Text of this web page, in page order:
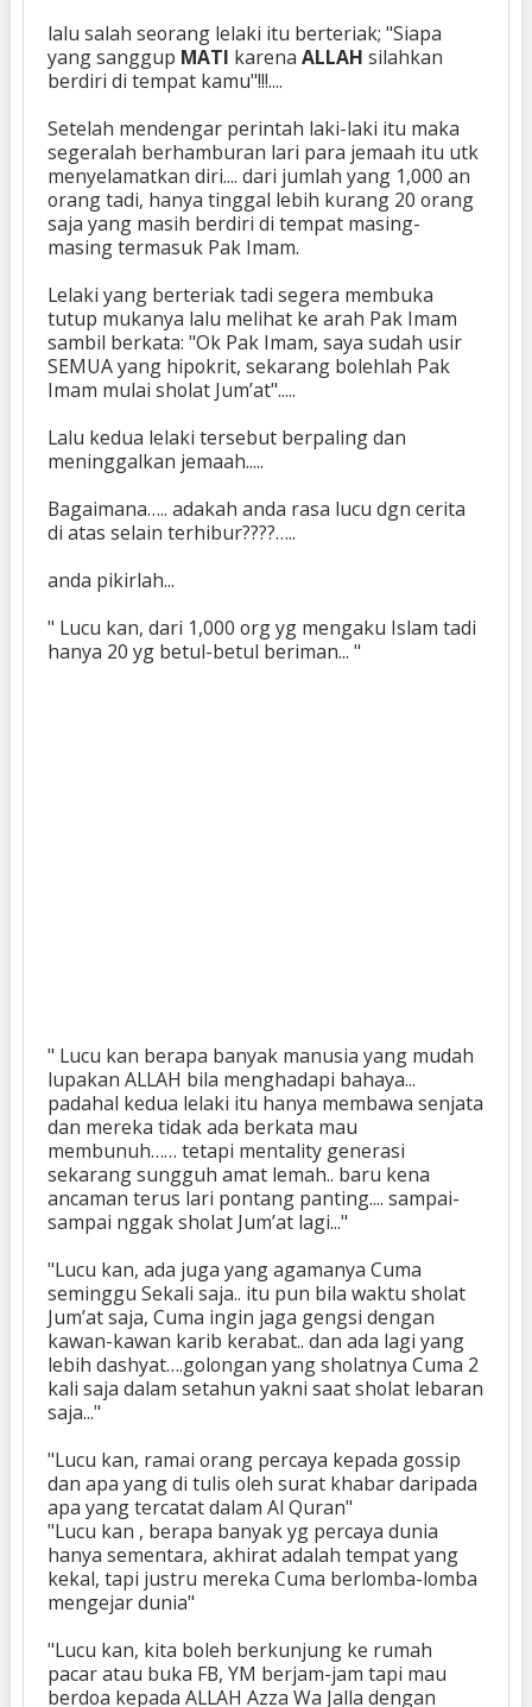
lalu salah seorang lelaki itu berteriak; "Siapa
yang sanggup MATI karena ALLAH silahkan
berdiri di tempat kamu"!!!....
Setelah mendengar perintah laki-laki itu maka
segeralah berhamburan lari para jemaah itu utk
menyelamatkan diri.... dari jumlah yang 1,000 an
orang tadi, hanya tinggal lebih kurang 20 orang
saja yang masih berdiri di tempat masing-
masing termasuk Pak Imam.
Lelaki yang berteriak tadi segera membuka
tutup mukanya lalu melihat ke arah Pak Imam
sambil berkata: "Ok Pak Imam, saya sudah usir
SEMUA yang hipokrit, sekarang bolehlah Pak
Imam mulai sholat Jum’at".....
Lalu kedua lelaki tersebut berpaling dan
meninggalkan jemaah.....
Bagaimana….. adakah anda rasa lucu dgn cerita
di atas selain terhibur????…..
anda pikirlah...
" Lucu kan, dari 1,000 org yg mengaku Islam tadi
hanya 20 yg betul-betul beriman... "
" Lucu kan berapa banyak manusia yang mudah
lupakan ALLAH bila menghadapi bahaya...
padahal kedua lelaki itu hanya membawa senjata
dan mereka tidak ada berkata mau
membunuh…… tetapi mentality generasi
sekarang sungguh amat lemah.. baru kena
ancaman terus lari pontang panting.... sampai-
sampai nggak sholat Jum’at lagi..."
"Lucu kan, ada juga yang agamanya Cuma
seminggu Sekali saja.. itu pun bila waktu sholat
Jum’at saja, Cuma ingin jaga gengsi dengan
kawan-kawan karib kerabat.. dan ada lagi yang
lebih dashyat….golongan yang sholatnya Cuma 2
kali saja dalam setahun yakni saat sholat lebaran
saja..."
"Lucu kan, ramai orang percaya kepada gossip
dan apa yang di tulis oleh surat khabar daripada
apa yang tercatat dalam Al Quran"
"Lucu kan , berapa banyak yg percaya dunia
hanya sementara, akhirat adalah tempat yang
kekal, tapi justru mereka Cuma berlomba-lomba
mengejar dunia"
"Lucu kan, kita boleh berkunjung ke rumah
pacar atau buka FB, YM berjam-jam tapi mau
berdoa kepada ALLAH Azza Wa Jalla dengan